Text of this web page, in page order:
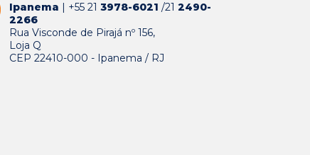
Ipanema | +55 21 3978-6021 /21 2490-
2266
Rua Visconde de Pirajá nº 156,
Loja Q
CEP 22410-000 - Ipanema / RJ